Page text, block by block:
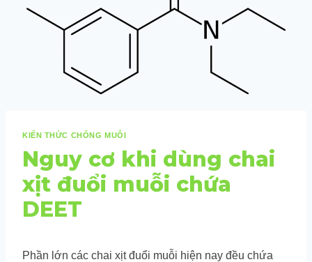
KIẾN THỨC CHỐNG MUỖI
Nguy cơ khi dùng chai
xịt đuổi muỗi chứa
DEET
Phần lớn các chai xịt đuổi muỗi hiện nay đều chứa